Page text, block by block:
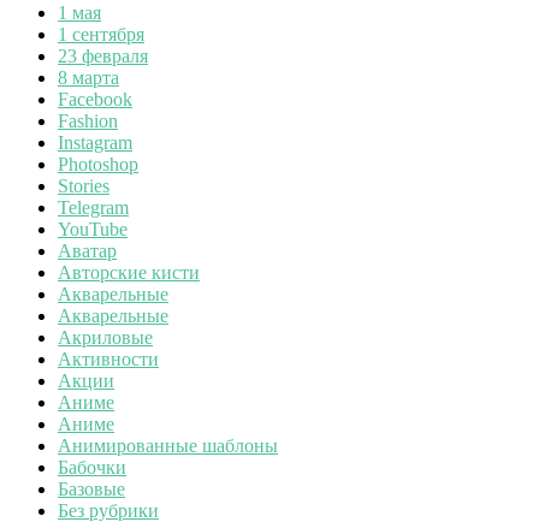
1 мая
1 сентября
23 февраля
8 марта
Facebook
Fashion
Instagram
Photoshop
Stories
Telegram
YouTube
Аватар
Авторские кисти
Акварельные
Акварельные
Акриловые
Активности
Акции
Аниме
Аниме
Анимированные шаблоны
Бабочки
Базовые
Без рубрики